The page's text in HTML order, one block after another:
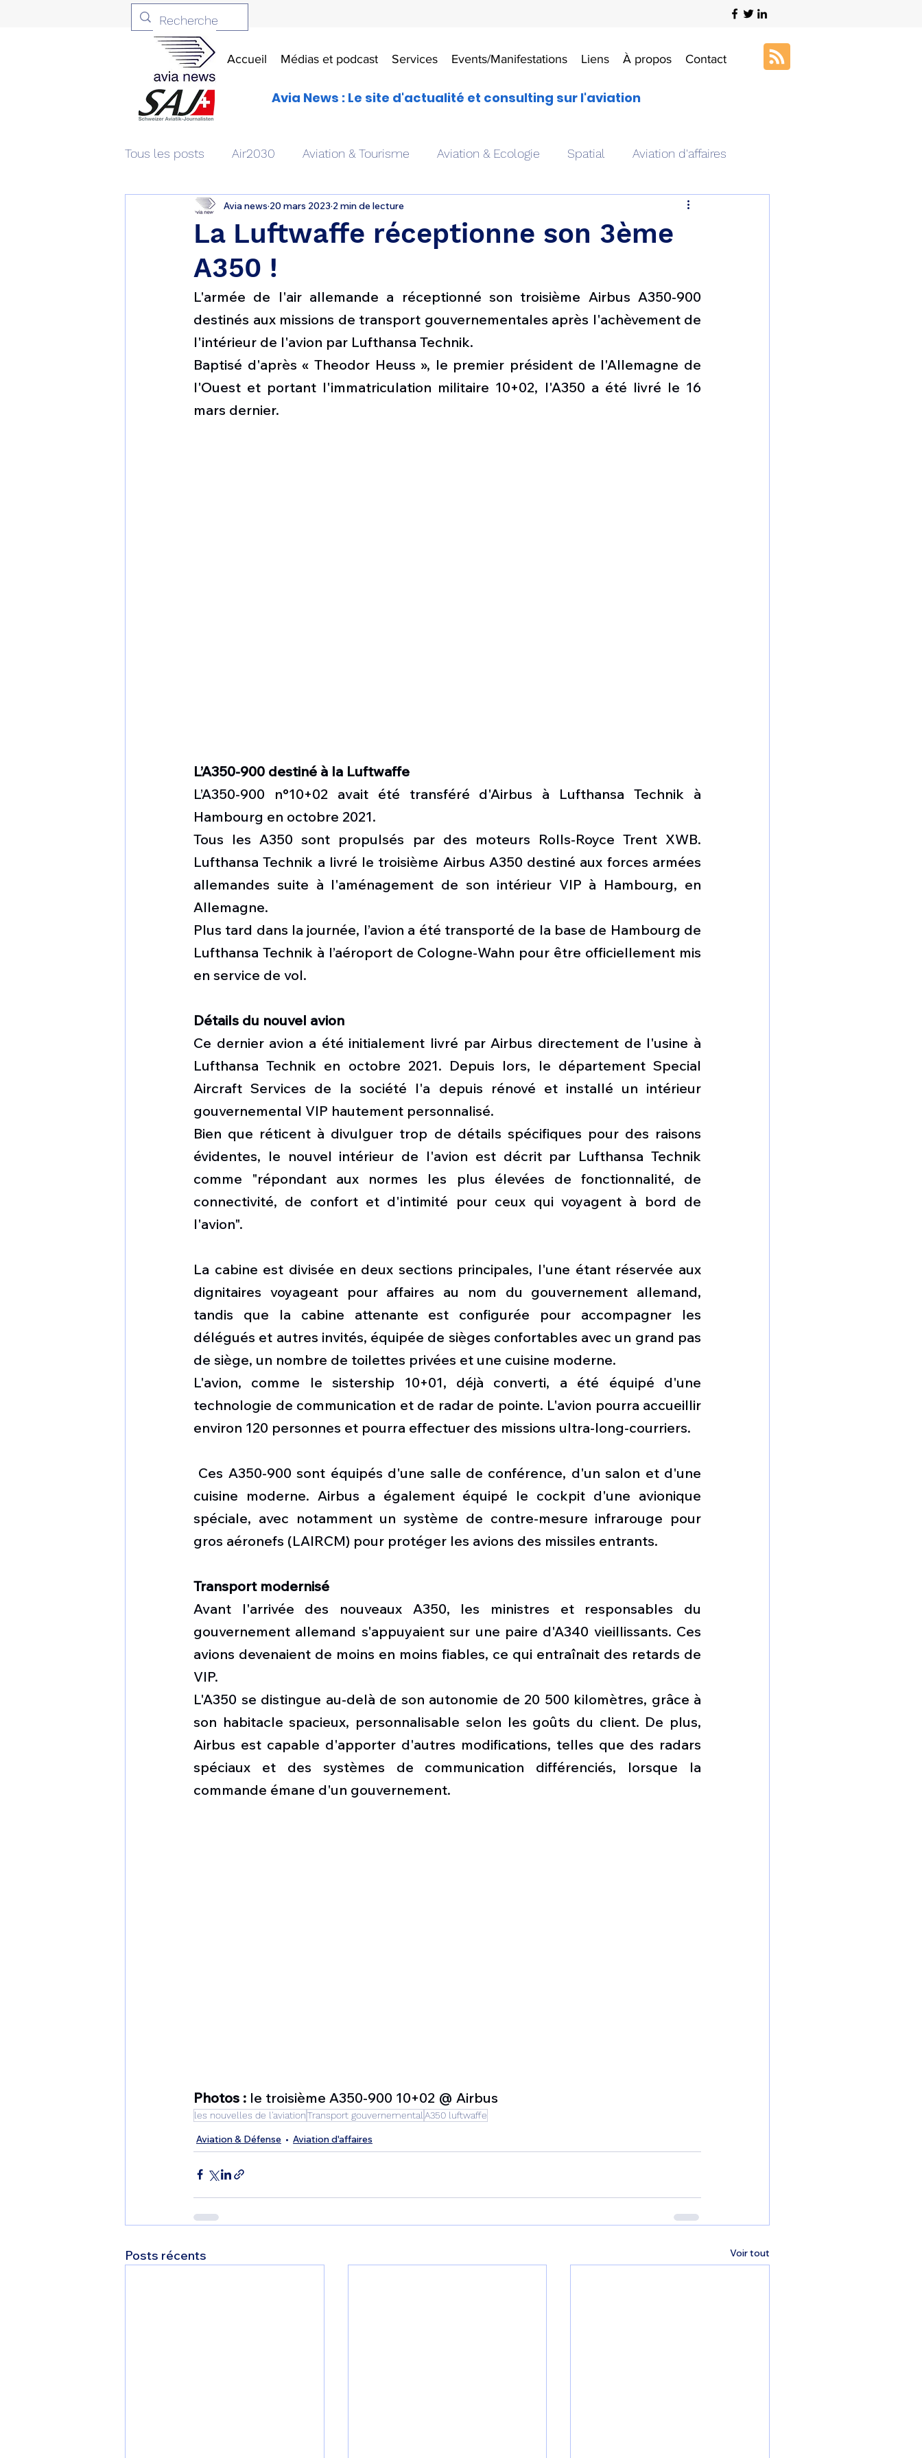
Accueil Médias et podcast Services Events/Manifestations Liens À propos Contact
Avia News : Le site d'actualité et consulting sur l'aviation
Tous les posts Air2030 Aviation & Tourisme Aviation & Ecologie Spatial Aviation d'affaires
Aviation & Défense Livres Drones aériens Art & Aviation
Patrimoine aéronautique
1 er avril Motorisation Défense sol-air DSA Amphibie Drones Composante ESPACE
Shenyang J-35 Bombardier Global 6500 Fret aérien Salon Aéronautique de Dubaï 25
La Luftwaffe réceptionne son 3ème
A350 !
Avia news 20 mars 2023 2 min de lecture
L'armée de l'air allemande a réceptionné son troisième Airbus A350-900
destinés aux missions de transport gouvernementales après l'achèvement de
l'intérieur de l'avion par Lufthansa Technik.
Baptisé d'après « Theodor Heuss », le premier président de l'Allemagne de
l'Ouest et portant l'immatriculation militaire 10+02, l'A350 a été livré le 16
mars dernier.
L’A350-900 destiné à la Luftwaffe
L’A350-900 n°10+02 avait été transféré d'Airbus à Lufthansa Technik à
Hambourg en octobre 2021.
Tous les A350 sont propulsés par des moteurs Rolls-Royce Trent XWB.
Lufthansa Technik a livré le troisième Airbus A350 destiné aux forces armées
allemandes suite à l'aménagement de son intérieur VIP à Hambourg, en
Allemagne.
Plus tard dans la journée, l’avion a été transporté de la base de Hambourg de
Lufthansa Technik à l’aéroport de Cologne-Wahn pour être officiellement mis
en service de vol.
Détails du nouvel avion
Ce dernier avion a été initialement livré par Airbus directement de l'usine à
Lufthansa Technik en octobre 2021. Depuis lors, le département Special
Aircraft Services de la société l'a depuis rénové et installé un intérieur
gouvernemental VIP hautement personnalisé.
Bien que réticent à divulguer trop de détails spécifiques pour des raisons
évidentes, le nouvel intérieur de l'avion est décrit par Lufthansa Technik
comme "répondant aux normes les plus élevées de fonctionnalité, de
connectivité, de confort et d'intimité pour ceux qui voyagent à bord de
l'avion".
La cabine est divisée en deux sections principales, l'une étant réservée aux
dignitaires voyageant pour affaires au nom du gouvernement allemand,
tandis que la cabine attenante est configurée pour accompagner les
délégués et autres invités, équipée de sièges confortables avec un grand pas
de siège, un nombre de toilettes privées et une cuisine moderne.
L'avion, comme le sistership 10+01, déjà converti, a été équipé d'une
technologie de communication et de radar de pointe. L'avion pourra accueillir
environ 120 personnes et pourra effectuer des missions ultra-long-courriers.
cuisine moderne. Airbus a également équipé le cockpit d'une avionique
spéciale, avec notamment un système de contre-mesure infrarouge pour
gros aéronefs (LAIRCM) pour protéger les avions des missiles entrants.
Transport modernisé
Avant l'arrivée des nouveaux A350, les ministres et responsables du
gouvernement allemand s'appuyaient sur une paire d'A340 vieillissants. Ces
avions devenaient de moins en moins fiables, ce qui entraînait des retards de
VIP.
L'A350 se distingue au-delà de son autonomie de 20 500 kilomètres, grâce à
son habitacle spacieux, personnalisable selon les goûts du client. De plus,
Airbus est capable d'apporter d'autres modifications, telles que des radars
spéciaux et des systèmes de communication différenciés, lorsque la
commande émane d'un gouvernement.
Photos : le troisième A350-900 10+02 @ Airbus
les nouvelles de l'aviationTransport gouvernemental A350 luftwaffe
Aviation & Défense Aviation d'affaires
Posts récents Voir tout